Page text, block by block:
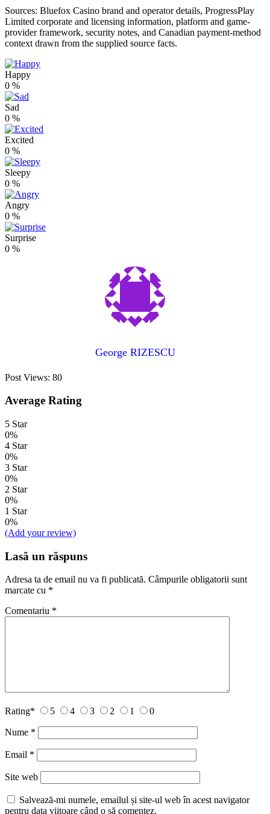
Sources: Bluefox Casino brand and operator details, ProgressPlay
Limited corporate and licensing information, platform and game-
provider framework, security notes, and Canadian payment-method
context drawn from the supplied source facts.
Happy
0 %
Sad
0 %
Excited
0 %
Sleepy
0 %
Angry
0 %
Surprise
0 %
George RIZESCU
Post Views: 80
Average Rating
5 Star
0%
4 Star
0%
3 Star
0%
2 Star
0%
1 Star
0%
(Add your review)
Lasă un răspuns
Adresa ta de email nu va fi publicată. Câmpurile obligatorii sunt
marcate cu *
Comentariu *
Rating* 5 4 3 2 1 0
Nume *
Email *
Site web
Salvează-mi numele, emailul și site-ul web în acest navigator
pentru data viitoare când o să comentez.